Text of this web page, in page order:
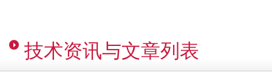
技术资讯与文章列表